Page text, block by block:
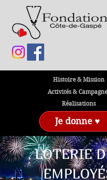
Histoire & Mission
Activités &
Réalisations
Je donne ♥
LOTERIE